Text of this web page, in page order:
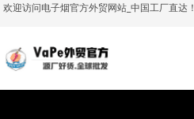
欢迎访问电子烟官方外贸网站_中国工厂直达！